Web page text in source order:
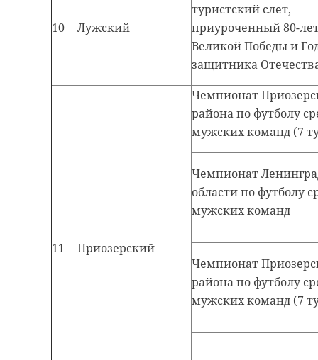
10 Лужский
туристский слет,
приуроченный 80-
Великой Победы и
защитника
11 Приозерский
Чемпионат
района по футболу
мужских команд (7
Чемпионат
области по футболу
мужских команд
Чемпионат
района по футболу
мужских команд (7